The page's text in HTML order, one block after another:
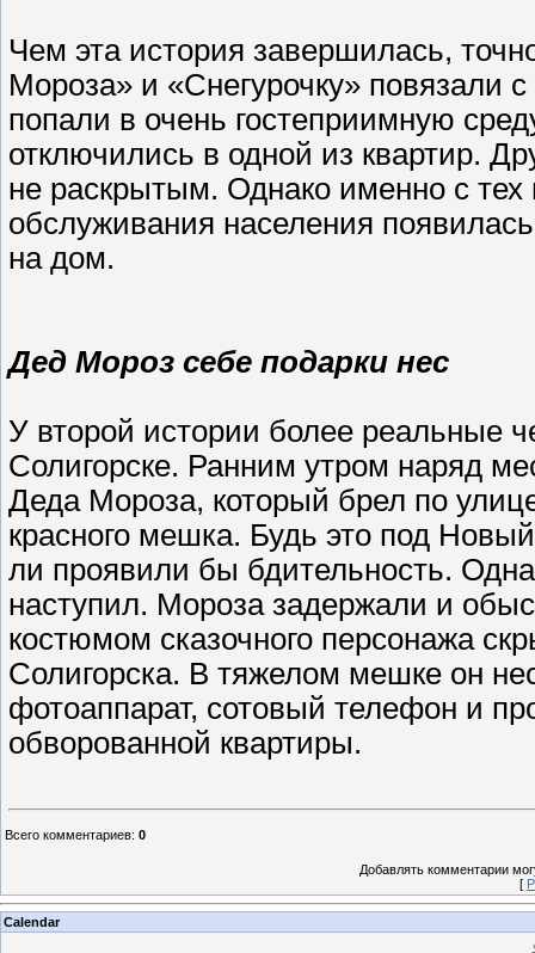
Чем эта история завершилась,
Мороза» и «Снегурочку» повязали
попали в очень гостеприимную
отключились в одной из квартир.
не раскрытым. Однако именно с тех
обслуживания населения
на дом.
Дед Мороз себе подарки нес
У второй истории более реальные
Солигорске. Ранним утром наряд
Деда Мороза, который брел по
красного мешка. Будь это под
ли проявили бы бдительность.
наступил. Мороза задержали и
костюмом сказочного персонажа
Солигорска. В тяжелом мешке он
фотоаппарат, сотовый телефон и
обворованной квартиры.
Всего комментариев: 0
Добавлять комментарии
[
Calendar